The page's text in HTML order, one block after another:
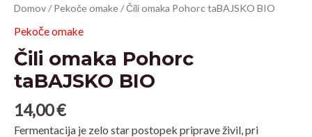
Domov/Pekoče omake/ Čili omaka Pohorc taBAJSKO BIO
Pekoče omake
Čili omaka Pohorc
taBAJSKO BIO
14,00€
Fermentacija je zelo star postopek priprave živil, pri
Čili
omaka
taBAJSKO
BIO
količina